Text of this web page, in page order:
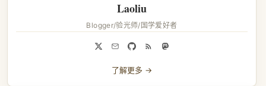
Laoliu
Blogger/验光师/国学爱好者
了解更多 →